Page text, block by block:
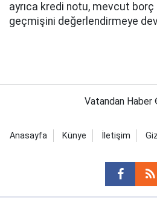
ayrıca kredi notu, mevcut
geçmişini değerlendirmeye
Vatandan Haber
Anasayfa Künye İletişim